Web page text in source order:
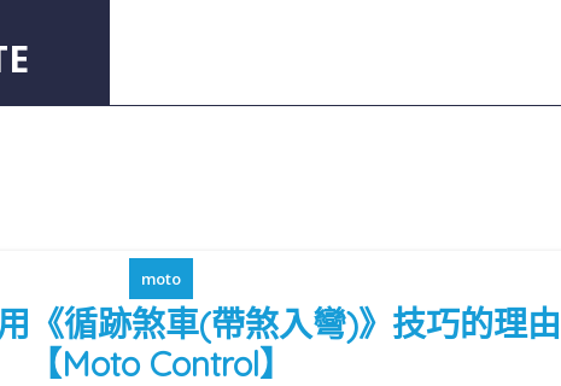
moto
《循跡煞車(帶煞入彎)》技巧的理由
【Moto Control】